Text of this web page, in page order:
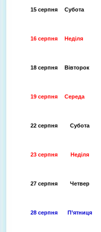
15 серпня Субота
16 серпня Неділя
18 серпня Вівторок
19 серпня Середа
22 серпня Субота
23 серпня Неділя
27 серпня Четвер
28 серпня П’ятниця